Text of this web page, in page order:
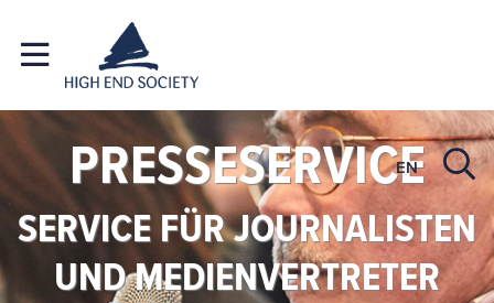
EN
PRESSESERVICE
SERVICE FÜR JOURNALISTEN
UND MEDIENVERTRETER